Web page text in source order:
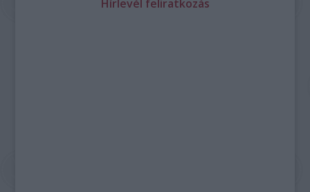
Hírlevél feliratkozás